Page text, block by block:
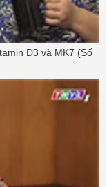
D3 và MK7 (Số